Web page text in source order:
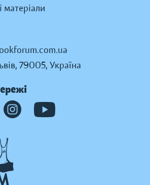
матеріали
79005, Україна